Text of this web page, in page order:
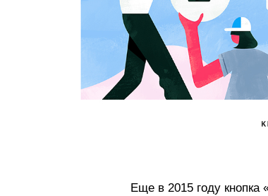
Еще в 2015 году кнопка